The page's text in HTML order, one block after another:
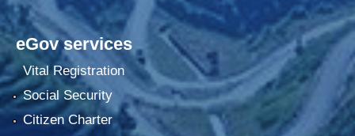
eGov services
Vital Registration
Social Security
Citizen Charter